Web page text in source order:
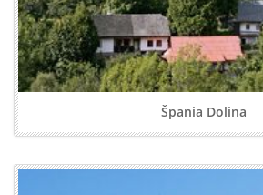
Špania Dolina